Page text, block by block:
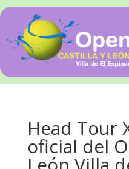
Head Tour
oficial del